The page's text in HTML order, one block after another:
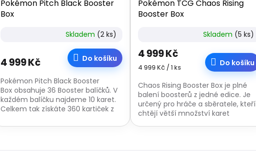
Pokémon Pitch Black Booster
Box
Skladem (2 ks)
4 999 Kč Do košíku
Pokémon Pitch Black Booster
Box obsahuje 36 Booster balíčků. V
každém balíčku najdeme 10 karet.
Celkem tak získáte 360 kartiček z
Pokémon TCG Chaos Rising
Booster Box
Skladem (5 ks)
4 999 Kč
Měrná
4 999 Kč / 1 ks Do košíku
Chaos Rising Booster Box je plné
balení boosterů z jedné edice. Je
určený pro hráče a sběratele, kteří
chtějí větší množství karet
v